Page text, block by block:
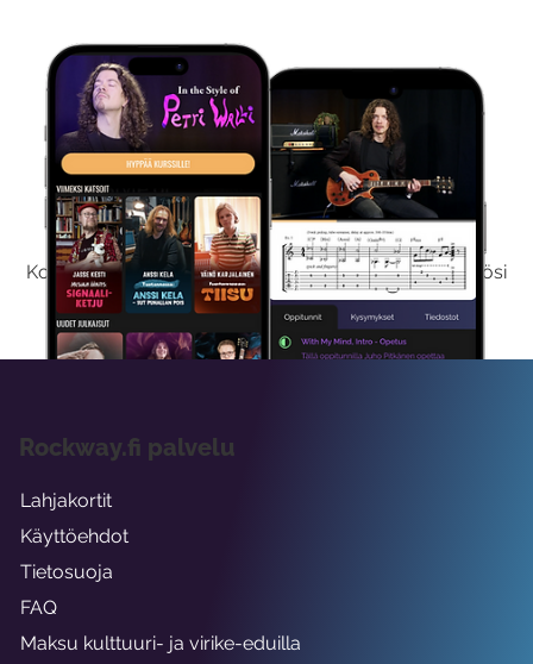
Kokeile Ilmaiseksi
Kokeilemalla ilmaiseksi saat koko sisältömme käyttöösi
viikon ajaksi.
Rockway.fi palvelu
Lahjakortit
Käyttöehdot
Tietosuoja
FAQ
Maksu kulttuuri- ja virike-eduilla